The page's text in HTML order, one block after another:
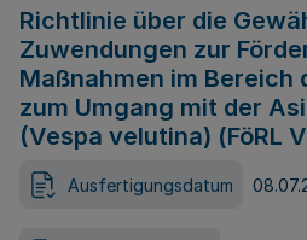
Richtlinie über die
Zuwendungen zur
Maßnahmen im
zum Umgang mit der
(Vespa velutina) (FöRL
Ausfertigungsdatum